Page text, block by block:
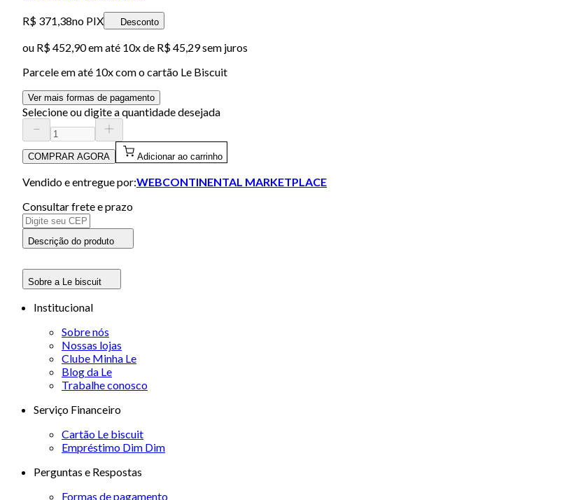
R$ 371,38no PIX Desconto
ou R$ 452,90em até 10x de R$ 45,29 sem juros
Parcele em até 10x com o cartão Le Biscuit
Ver mais formas de pagamento
Selecione ou digite a quantidade desejada
COMPRAR AGORA Adicionar ao carrinho
Vendido e entregue por:WEBCONTINENTAL MARKETPLACE
Consultar frete e prazo
Descrição do produto
Sobre a Le biscuit
Institucional
Sobre nós
Nossas lojas
Clube Minha Le
Blog da Le
Trabalhe conosco
Serviço Financeiro
Cartão Le biscuit
Empréstimo Dim Dim
Perguntas e Respostas
Formas de pagamento